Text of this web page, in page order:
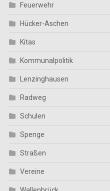
Feuerwehr
Hücker-Aschen
Kitas
Kommunalpolitik
Lenzinghausen
Radweg
Schulen
Spenge
Straßen
Vereine